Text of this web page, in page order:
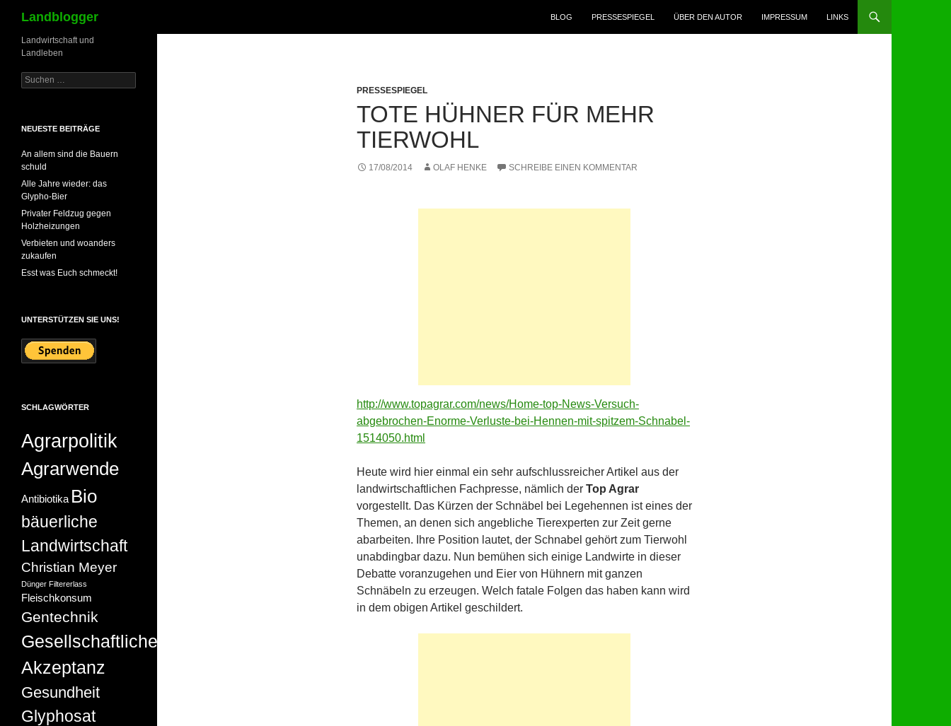
Landblogger
BLOG
PRESSESPIEGEL ÜBER DEN AUTOR IMPRESSUM LINKS
PRESSESPIEGEL
TOTE HÜHNER FÜR MEHR
TIERWOHL
17/08/2014 OLAF HENKE SCHREIBE EINEN KOMMENTAR
http://www.topagrar.com/news/Home-top-News-Versuch-
abgebrochen-Enorme-Verluste-bei-Hennen-mit-spitzem-Schnabel-
1514050.html
Heute wird hier einmal ein sehr aufschlussreicher Artikel aus der
landwirtschaftlichen Fachpresse, nämlich der Top Agrar
vorgestellt. Das Kürzen der Schnäbel bei Legehennen ist eines der
Themen, an denen sich angebliche Tierexperten zur Zeit gerne
abarbeiten. Ihre Position lautet, der Schnabel gehört zum Tierwohl
unabdingbar dazu. Nun bemühen sich einige Landwirte in dieser
Debatte voranzugehen und Eier von Hühnern mit ganzen
Schnäbeln zu erzeugen. Welch fatale Folgen das haben kann wird
in dem obigen Artikel geschildert.
Landwirtschaft und
Landleben
Suchen
nach:
NEUESTE BEITRÄGE
An allem sind die Bauern
schuld
Alle Jahre wieder: das
Glypho-Bier
Privater Feldzug gegen
Holzheizungen
Verbieten und woanders
zukaufen
Esst was Euch schmeckt!
UNTERSTÜTZEN SIE UNS!
SCHLAGWÖRTER
Agrarpolitik
Agrarwende
Antibiotika Bio
bäuerliche
Landwirtschaft
Christian Meyer
Dünger Filtererlass
Fleischkonsum
Gentechnik
Gesellschaftliche
Akzeptanz
Gesundheit
Glyphosat